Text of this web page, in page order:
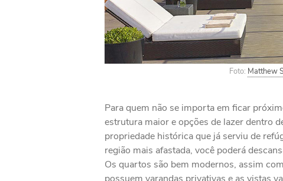
Foto: Matthew
Para quem não se importa em ficar
estrutura maior e opções de lazer dentro
propriedade histórica que já serviu de
região mais afastada, você poderá
Os quartos são bem modernos, assim